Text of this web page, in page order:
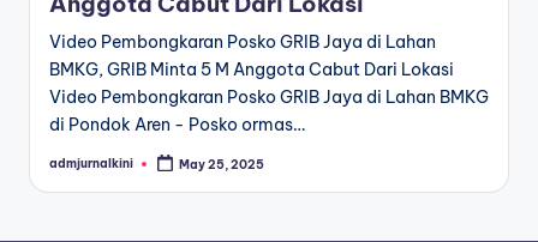
Video Pembongkaran Posko GRIB Jaya di Lahan
BMKG, GRIB Minta 5 M Anggota Cabut Dari Lokasi
Video Pembongkaran Posko GRIB Jaya di Lahan BMKG
di Pondok Aren - Posko ormas…
Posted
admjurnalkini May 25, 2025